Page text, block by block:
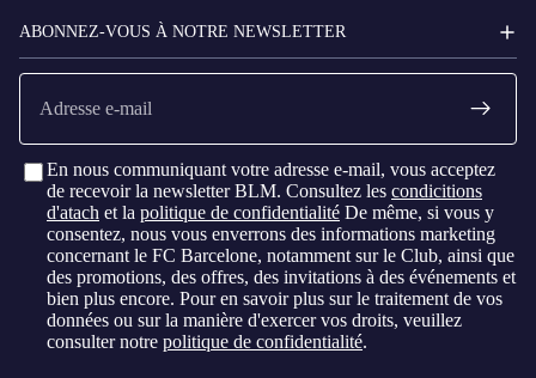
ABONNEZ-VOUS À NOTRE NEWSLETTER
E-
mail
En nous communiquant votre adresse e-mail, vous acceptez
de recevoir la newsletter BLM. Consultez les condicitions
d'atach et la politique de confidentialité De même, si vous y
consentez, nous vous enverrons des informations marketing
concernant le FC Barcelone, notamment sur le Club, ainsi que
des promotions, des offres, des invitations à des événements et
bien plus encore. Pour en savoir plus sur le traitement de vos
données ou sur la manière d'exercer vos droits, veuillez
consulter notre politique de confidentialité.